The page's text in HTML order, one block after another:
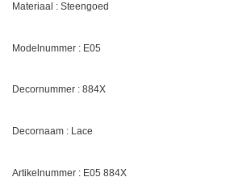
Materiaal : Steengoed
Modelnummer : E05
Decornummer : 884X
Decornaam : Lace
Artikelnummer : E05 884X